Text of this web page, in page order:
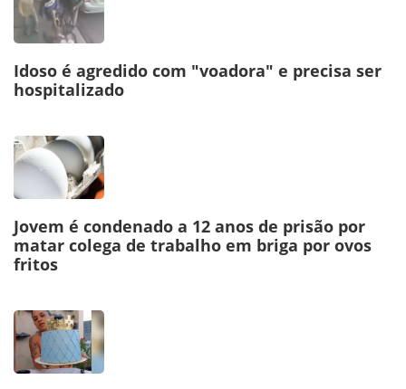
Idoso é agredido com "voadora" e precisa ser
hospitalizado
Jovem é condenado a 12 anos de prisão por
matar colega de trabalho em briga por ovos
fritos